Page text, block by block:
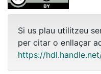
Si us plau utilitzeu
per citar o enllaçar
https://